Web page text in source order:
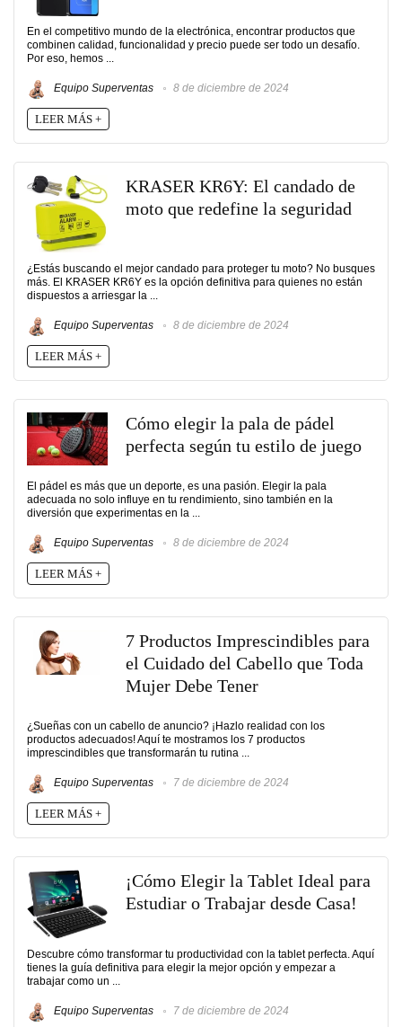
En el competitivo mundo de la electrónica, encontrar productos que
combinen calidad, funcionalidad y precio puede ser todo un desafío.
Por eso, hemos ...
Equipo Superventas 8 de diciembre de 2024
LEER MÁS +
KRASER KR6Y: El candado de
moto que redefine la seguridad
¿Estás buscando el mejor candado para proteger tu moto? No busques
más. El KRASER KR6Y es la opción definitiva para quienes no están
dispuestos a arriesgar la ...
Equipo Superventas 8 de diciembre de 2024
LEER MÁS +
Cómo elegir la pala de pádel
perfecta según tu estilo de juego
El pádel es más que un deporte, es una pasión. Elegir la pala
adecuada no solo influye en tu rendimiento, sino también en la
diversión que experimentas en la ...
Equipo Superventas 8 de diciembre de 2024
LEER MÁS +
7 Productos Imprescindibles para
el Cuidado del Cabello que Toda
Mujer Debe Tener
¿Sueñas con un cabello de anuncio? ¡Hazlo realidad con los
productos adecuados! Aquí te mostramos los 7 productos
imprescindibles que transformarán tu rutina ...
Equipo Superventas 7 de diciembre de 2024
LEER MÁS +
¡Cómo Elegir la Tablet Ideal para
Estudiar o Trabajar desde Casa!
Descubre cómo transformar tu productividad con la tablet perfecta. Aquí
tienes la guía definitiva para elegir la mejor opción y empezar a
trabajar como un ...
Equipo Superventas 7 de diciembre de 2024